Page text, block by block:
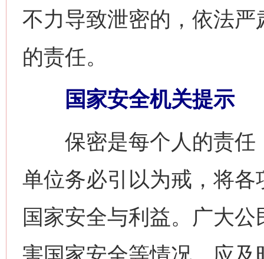
不力导致泄密的，依法
的责任。
国家安全机关提示
保密是每个人的责任
单位务必引以为戒，将
国家安全与利益。广大